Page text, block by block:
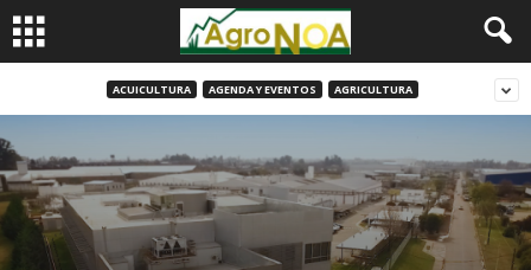
ACUICULTURA AGENDA Y EVENTOS AGRICULTURA